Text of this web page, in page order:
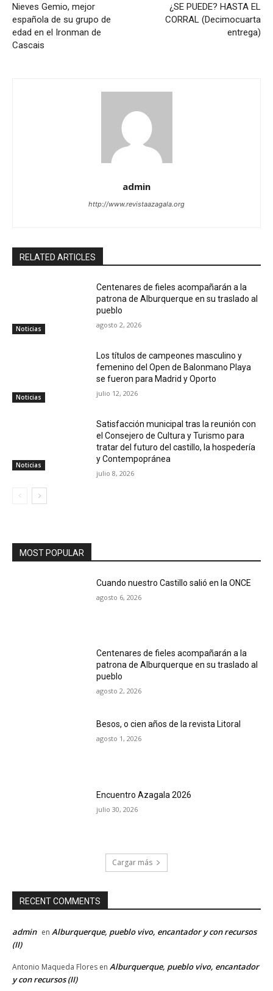
Nieves Gemio, mejor
española de su grupo de
edad en el Ironman de
Cascais
¿SE PUEDE? HASTA EL
CORRAL (Decimocuarta
entrega)
admin
http://www.revistaazagala.org
RELATED ARTICLES
Noticias
Centenares de fieles acompañarán a la
patrona de Alburquerque en su traslado al
pueblo
agosto 2, 2026
Noticias
Los títulos de campeones masculino y
femenino del Open de Balonmano Playa
se fueron para Madrid y Oporto
julio 12, 2026
Noticias
Satisfacción municipal tras la reunión con
el Consejero de Cultura y Turismo para
tratar del futuro del castillo, la hospedería
y Contempopránea
julio 8, 2026
MOST POPULAR
Cuando nuestro Castillo salió en la ONCE
agosto 6, 2026
Centenares de fieles acompañarán a la
patrona de Alburquerque en su traslado al
pueblo
agosto 2, 2026
Besos, o cien años de la revista Litoral
agosto 1, 2026
Encuentro Azagala 2026
julio 30, 2026
Cargar más
RECENT COMMENTS
admin en Alburquerque, pueblo vivo, encantador y con recursos
(II)
Antonio Maqueda Flores en Alburquerque, pueblo vivo, encantador
y con recursos (II)